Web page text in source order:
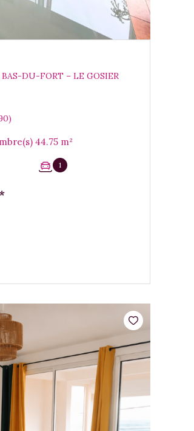
DU-FORT – LE GOSIER
Appartement 2 pièce(s) 1 chambre(s) 44.75 m²
1